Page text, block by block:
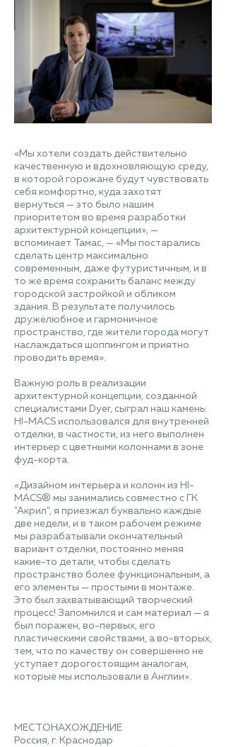
«Мы хотели создать действительно
качественную и вдохновляющую среду,
в которой горожане будут чувствовать
себя комфортно, куда захотят
вернуться — это было нашим
приоритетом во время разработки
архитектурной концепции», —
вспоминает Тамас, — «Мы постарались
сделать центр максимально
современным, даже футуристичным, и в
то же время сохранить баланс между
городской застройкой и обликом
здания. В результате получилось
дружелюбное и гармоничное
пространство, где жители города могут
наслаждаться шоппингом и приятно
проводить время».
Важную роль в реализации
архитектурной концепции, созданной
специалистами Dyer, сыграл наш камень:
HI-MACS использовался для внутренней
отделки, в частности, из него выполнен
интерьер с цветными колоннами в зоне
фуд-корта.
«Дизайном интерьера и колонн из HI-
MACS® мы занимались совместно с ГК
"Акрил", я приезжал буквально каждые
две недели, и в таком рабочем режиме
мы разрабатывали окончательный
вариант отделки, постоянно меняя
какие-то детали, чтобы сделать
пространство более функциональным, а
его элементы — простыми в монтаже.
Это был захватывающий творческий
процесс! Запомнился и сам материал — я
был поражен, во-первых, его
пластическими свойствами, а во-вторых,
тем, что по качеству он совершенно не
уступает дорогостоящим аналогам,
которые мы использовали в Англии».
МЕСТОНАХОЖДЕНИЕ
Россия, г. Краснодар